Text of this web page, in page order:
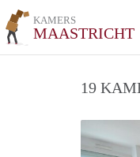
KAMERS
MAASTRICHT
19